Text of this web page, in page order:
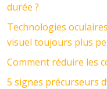
durée ?
Technologies
visuel toujours plus
Comment réduire les
5 signes précurseurs